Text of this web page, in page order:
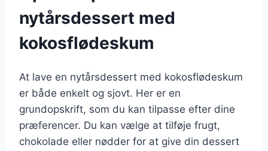
nytårsdessert med
kokosflødeskum
At lave en nytårsdessert med kokosflødeskum
er både enkelt og sjovt. Her er en
grundopskrift, som du kan tilpasse efter dine
præferencer. Du kan vælge at tilføje frugt,
chokolade eller nødder for at give din dessert